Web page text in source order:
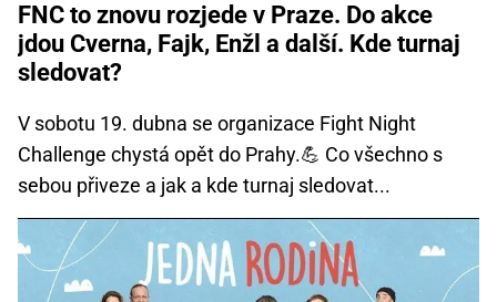
FNC to znovu rozjede v Praze. Do akce
jdou Cverna, Fajk, Enžl a další. Kde turnaj
sledovat?
V sobotu 19. dubna se organizace Fight Night
Challenge chystá opět do Prahy.💪 Co všechno s
sebou přiveze a jak a kde turnaj sledovat...